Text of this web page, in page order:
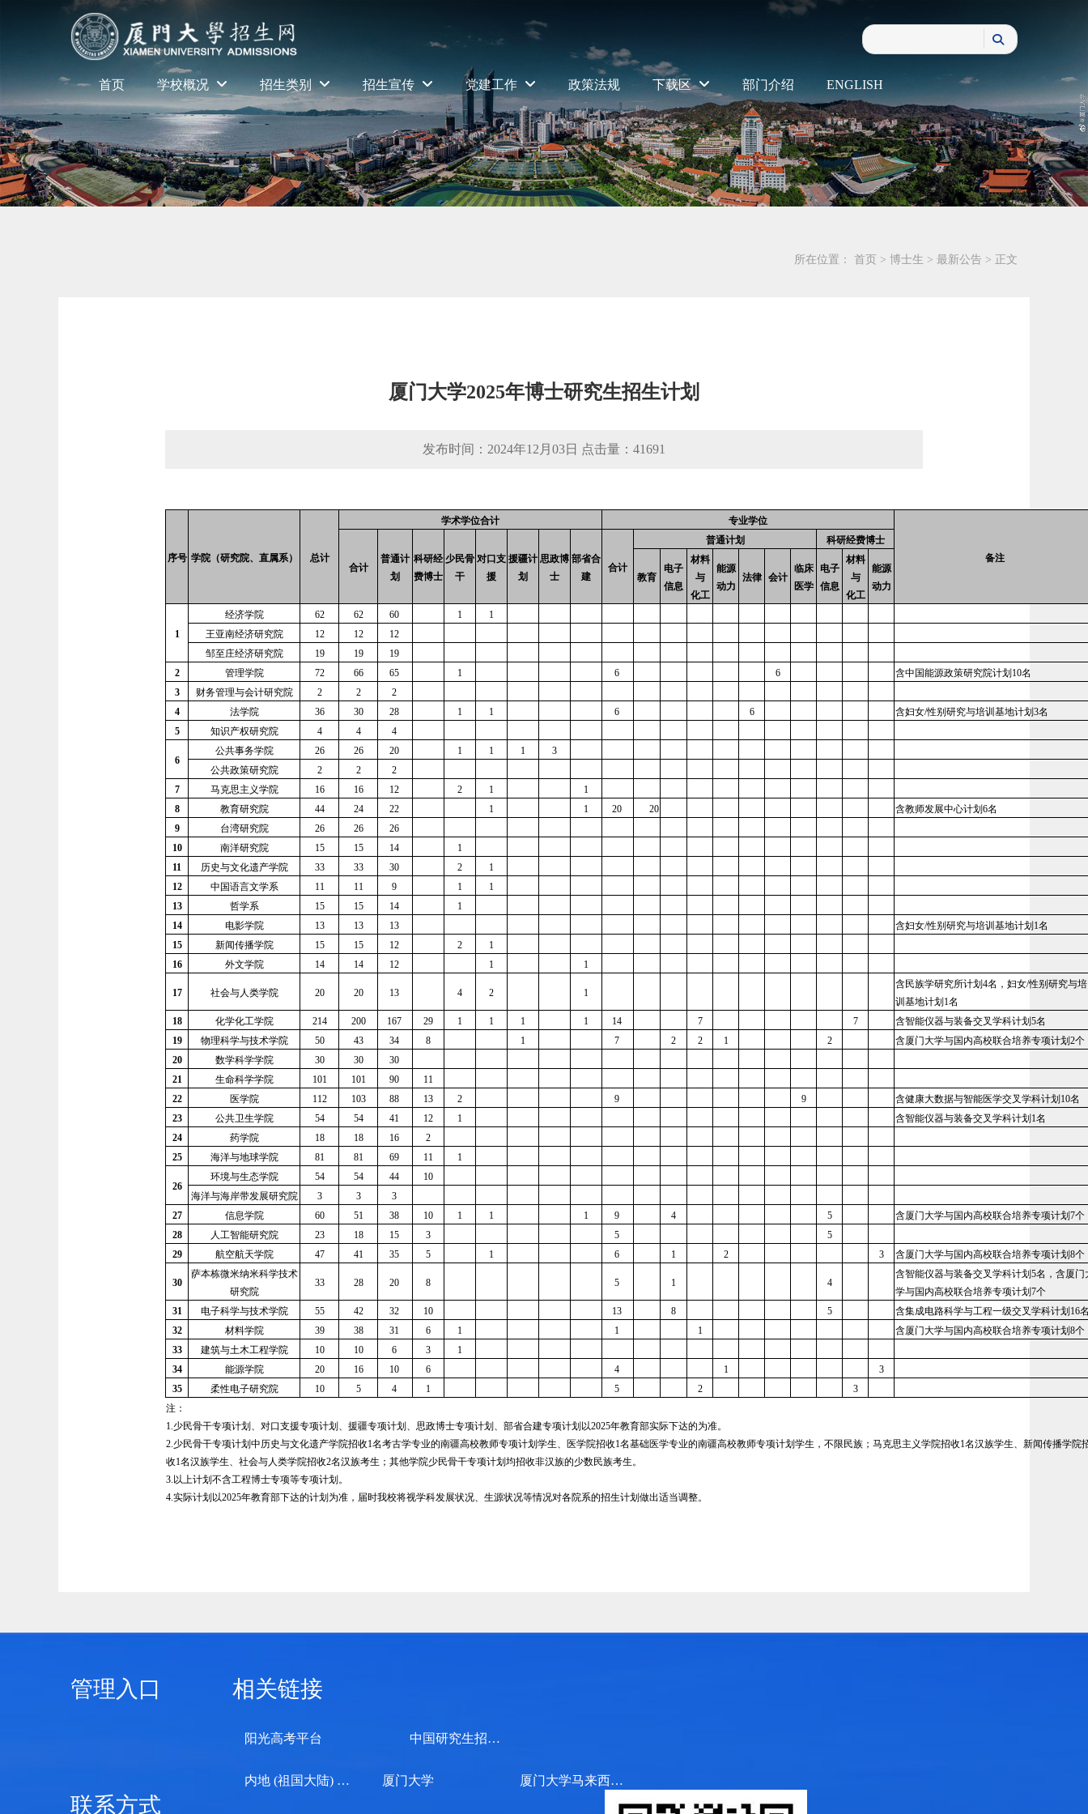
首页 学校概况 招生类别 招生宣传 党建工作 政策法规 下载区 部门介绍 ENGLISH
所在位置： 首页 > 博士生 > 最新公告 > 正文
厦门大学2025年博士研究生招生计划
发布时间：2024年12月03日 点击量： 41691
序号 学院（研究院、直属系） 总计
学术学位合计 专业学位
备注
合计
普通计
划
科研经
费博士
少民骨
干
对口支
援
援疆计
划
思政博
士
部省合
建
合计
普通计划 科研经费博士
教育
电子
信息
材料
与
化工
能源
动力
法律 会计
临床
医学
电子
信息
材料
与
化工
能源
动力
1
经济学院 62 62 60 1
1
王亚南经济研究院
12 12
12
邹至庄经济研究院
19 19
19
2
管理学院 72 66 65 1 6 6
含中国能源政策研究院计划10名
3
财务管理与会计研究院 2 2
2
4
法学院 36 30 28 1 1 6 6
含妇女/性别研究与培训基地计划3名
5
知识产权研究院 4 4 4
6
公共事务学院 26 26 20 1 1 1
3
公共政策研究院
2 2
2
7
马克思主义学院 16 16 12 2 1
1
8
教育研究院 44 24 22 1 1 20 20
含教师发展中心计划6名
9
台湾研究院 26 26
26
10
南洋研究院 15 15 14
1
11
历史与文化遗产学院 33 33 30 2
1
12
中国语言文学系 11 11 9 1
1
13
哲学系 15 15 14
1
14
电影学院 13 13 13
含妇女/性别研究与培训基地计划1名
15
新闻传播学院 15 15 12 2
1
16
外文学院 14 14 12 1 1
17 社会与人类学院 20 20 13 4 2 1
含民族学研究所计划4名，妇女/性别研究与培
训基地计划1名
18
化学化工学院 214 200 167 29 1 1 1 1 14 7 7
含智能仪器与装备交叉学科计划5名
19
物理科学与技术学院 50 43 34 8 1 7 2 2 1 2
含厦门大学与国内高校联合培养专项计划2个
20
数学科学学院 30 30
30
21
生命科学学院 101 101 90
11
22
医学院 112 103 88 13 2 9 9
含健康大数据与智能医学交叉学科计划10名
23
公共卫生学院 54 54 41 12 1
含智能仪器与装备交叉学科计划1名
24
药学院 18 18 16
2
25
海洋与地球学院 81 81 69 11 1
26
环境与生态学院 54 54 44
10
海洋与海岸带发展研究院
3 3
3
27
信息学院 60 51 38 10 1 1 1 9 4 5
含厦门大学与国内高校联合培养专项计划7个
28
人工智能研究院 23 18 15 3 5
5
29
航空航天学院 47 41 35 5 1 6 1 2 3 含厦门大学与国内高校联合培养专项计划8个
30
萨本栋微米纳米科学技术
研究院
33 28 20 8 5 1 4
含智能仪器与装备交叉学科计划5名，含厦门
学与国内高校联合培养专项计划7个
31
电子科学与技术学院 55 42 32 10 13 8 5
含集成电路科学与工程一级交叉学科计划16
32
材料学院 39 38 31 6 1 1 1
含厦门大学与国内高校联合培养专项计划8个
33
建筑与土木工程学院 10 10 6 3
1
34
能源学院 20 16 10 6 4 1
3
35
柔性电子研究院 10 5 4 1 5 2
3
注：
1.少民骨干专项计划、对口支援专项计划、援疆专项计划、思政博士专项计划、部省合建专项计划以2025年教育部实际下达的为准。
2.少民骨干专项计划中历史与文化遗产学院招收1名考古学专业的南疆高校教师专项计划学生、医学院招收1名基础医学专业的南疆高校教师专项计划学生，不限民族；马克思主义学院招收1名汉族学生、新闻传播学院
收1名汉族学生、社会与人类学院招收2名汉族考生；其他学院少民骨干专项计划均招收非汉族的少数民族考生。
3.以上计划不含工程博士专项等专项计划。
4.实际计划以2025年教育部下达的计划为准，届时我校将视学科发展状况、生源状况等情况对各院系的招生计划做出适当调整。
管理入口 相关链接
阳光高考平台 中国研究生招生信息网
内地 (祖国大陆) 高校面向港澳台招生信息网 厦门大学 厦门大学马来西亚分校
联系方式